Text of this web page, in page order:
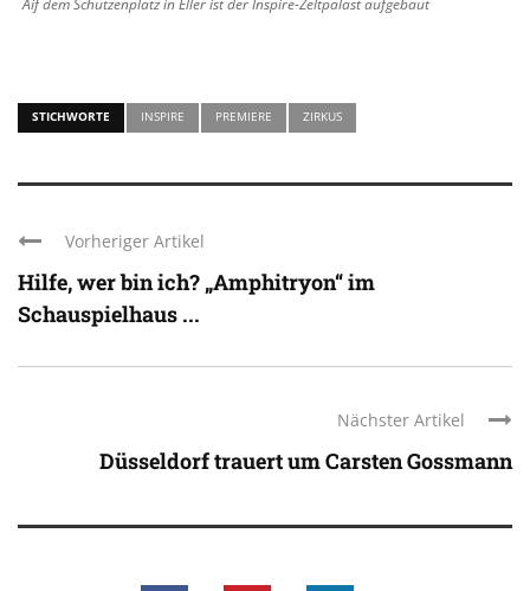
STICHWORTE INSPIRE PREMIERE ZIRKUS
Vorheriger Artikel
Hilfe, wer bin ich? „Amphitryon“ im
Schauspielhaus ...
Nächster Artikel
Düsseldorf trauert um Carsten Gossmann